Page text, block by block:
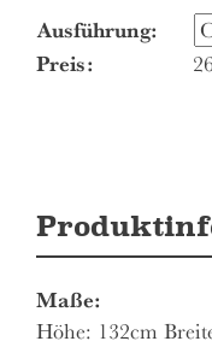
Ausführung
Preis:
Maße:
Höhe: 132cm